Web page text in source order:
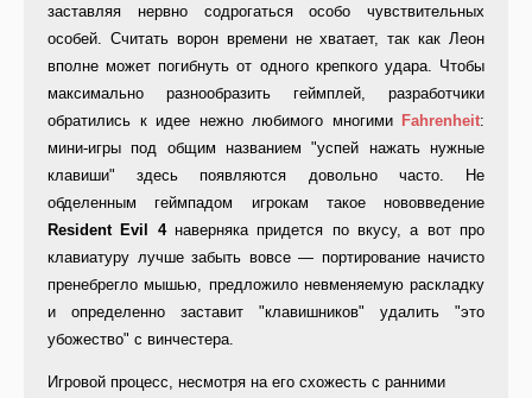
заставляя нервно содрогаться особо чувствительных
особей. Считать ворон времени не хватает, так как Леон
вполне может погибнуть от одного крепкого удара. Чтобы
максимально разнообразить геймплей, разработчики
обратились к идее нежно любимого многими Fahrenheit:
мини-игры под общим названием "успей нажать нужные
клавиши" здесь появляются довольно часто. Не
обделенным геймпадом игрокам такое нововведение
Resident Evil 4наверняка придется по вкусу, а вот про
клавиатуру лучше забыть вовсе — портирование начисто
пренебрегло мышью, предложило невменяемую раскладку
и определенно заставит "клавишников" удалить "это
убожество" с винчестера.
Игровой процесс, несмотря на его схожесть с ранними